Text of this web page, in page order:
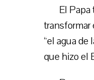
El
transformar
“el agua
que hizo el